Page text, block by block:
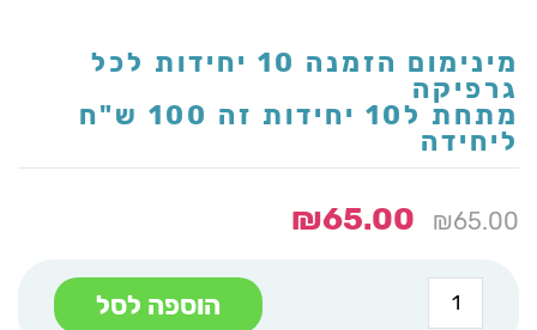
מינימום הזמנה 10 יחידות לכל
גרפיקה
מתחת ל10 יחידות זה 100 ש"ח
ליחידה
₪65.00
₪65.00
כמות
של
הוספה לסל